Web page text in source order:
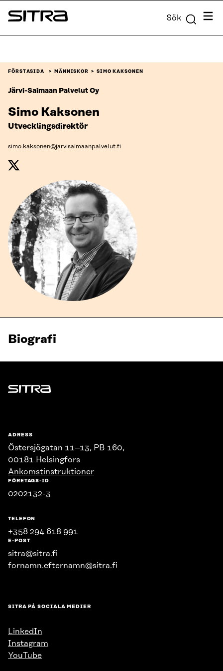
Skip to
content
Sitra Sök Meny
FÖRSTASIDA MÄNNISKOR SIMO KAKSONEN
Järvi-Saimaan Palvelut Oy
Simo Kaksonen
Utvecklingsdirektör
simo.kaksonen@jarvisaimaanpalvelut.fi
Biografi
Sitra
ADRESS
Östersjögatan 11–13, PB 160,
00181 Helsingfors
Ankomstinstruktioner
FÖRETAGS-ID
0202132-3
TELEFON
+358 294 618 991
E-POST
sitra@sitra.fi
fornamn.efternamn@sitra.fi
SITRA PÅ SOCIALA MEDIER
LinkedIn
Instagram
YouTube